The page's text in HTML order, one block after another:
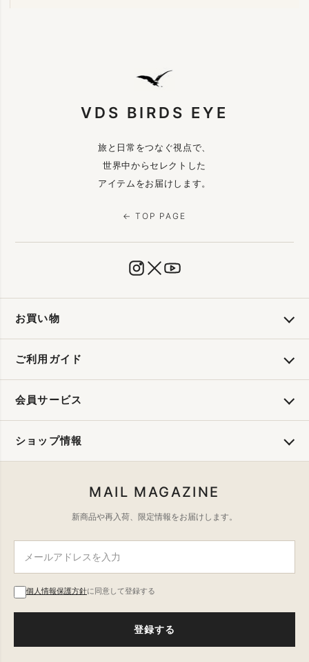
VDS BIRDS EYE
旅と日常をつなぐ視点で、
世界中からセレクトした
アイテムをお届けします。
← TOP PAGE
お買い物
ご利用ガイド
会員サービス
ショップ情報
MAIL MAGAZINE
新商品や再入荷、限定情報をお届けします。
個人情報保護方針に同意して登録する
登録する